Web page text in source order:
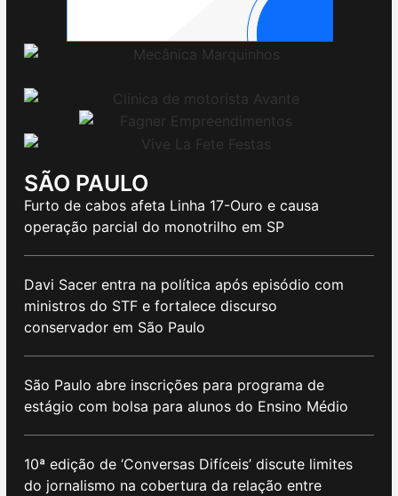
SÃO PAULO
Furto de cabos afeta Linha 17-Ouro e causa
operação parcial do monotrilho em SP
Davi Sacer entra na política após episódio com
ministros do STF e fortalece discurso
conservador em São Paulo
São Paulo abre inscrições para programa de
estágio com bolsa para alunos do Ensino Médio
10ª edição de ‘Conversas Difíceis’ discute limites
do jornalismo na cobertura da relação entre